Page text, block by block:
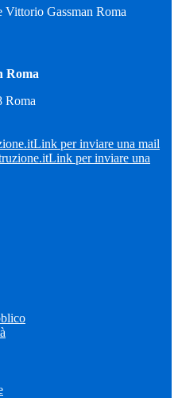
Vittorio Gassman Roma
Roma
Roma
Link per inviare una mail
Link per inviare una